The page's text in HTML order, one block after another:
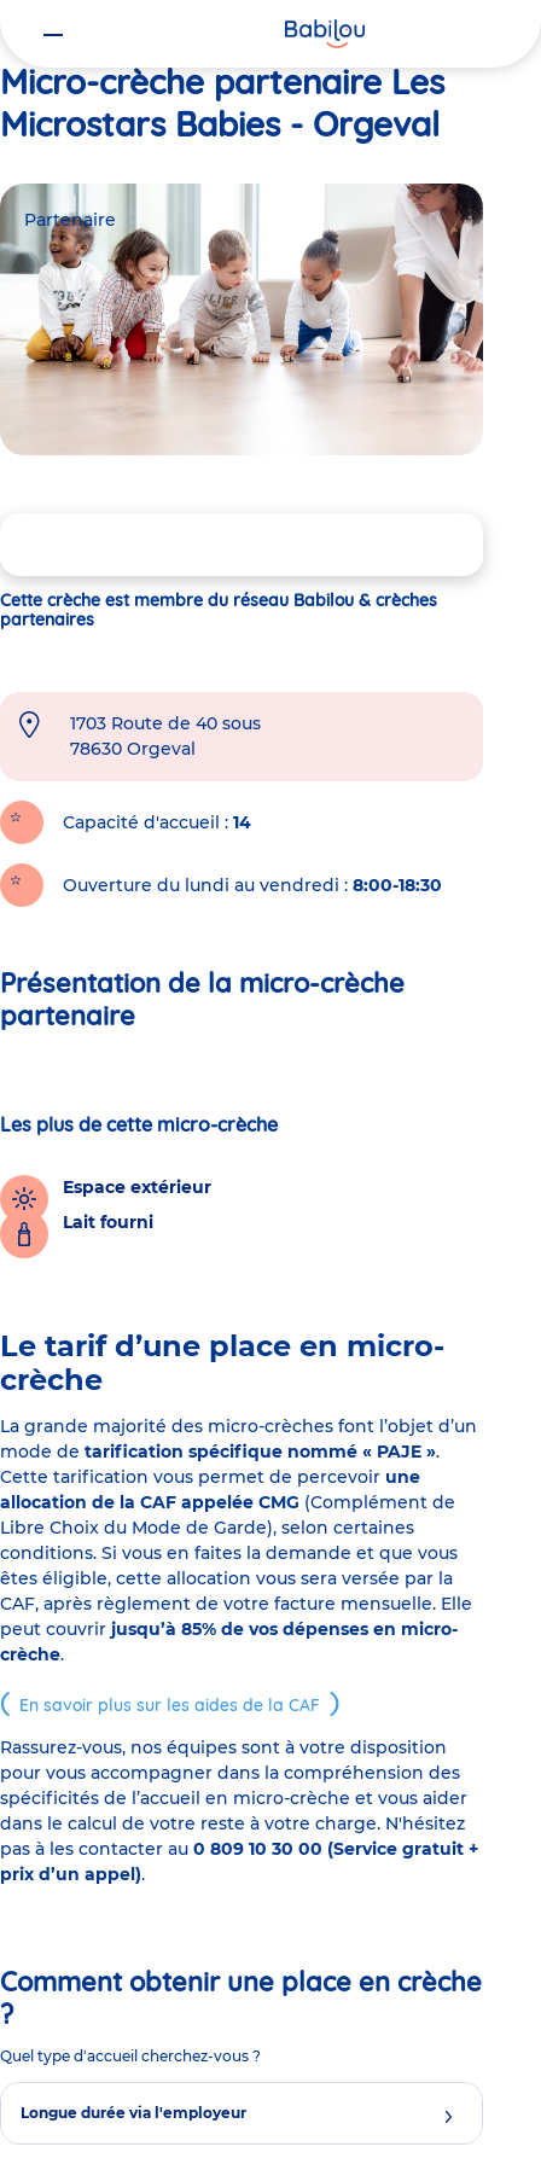
Micro-crèche partenaire Les
Microstars Babies - Orgeval
Partenaire
Cette crèche est membre du réseau Babilou & crèches
partenaires
1703 Route de 40 sous
78630 Orgeval
Capacité d'accueil 14
Ouverture du lundi au vendredi : 8:00-18:30
Présentation de la micro-crèche
partenaire
Les plus de cette micro-crèche
Espace extérieur
Lait fourni
Le tarif d’une place en micro-
crèche
La grande majorité des micro-crèches font l’objet d’un
mode de tarification spécifique nommé « PAJE ».
Cette tarification vous permet de percevoir une
allocation de la CAF appelée CMG (Complément de
Libre Choix du Mode de Garde), selon certaines
conditions. Si vous en faites la demande et que vous
êtes éligible, cette allocation vous sera versée par la
CAF, après règlement de votre facture mensuelle. Elle
peut couvrir jusqu’à 85% de vos dépenses en micro-
crèche.
En savoir plus sur les aides de la CAF
Rassurez-vous, nos équipes sont à votre disposition
pour vous accompagner dans la compréhension des
spécificités de l’accueil en micro-crèche et vous aider
dans le calcul de votre reste à votre charge. N'hésitez
pas à les contacter au 0 809 10 30 00 (Service gratuit +
prix d’un appel).
Comment obtenir une place en crèche
?
Quel type d'accueil cherchez-vous ?
Longue durée via l'employeur